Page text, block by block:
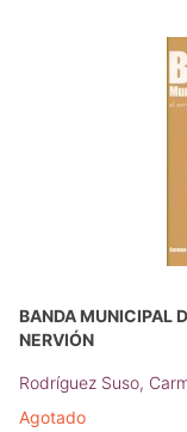
BANDA MUNICIPAL
NERVIÓN
Rodríguez Suso,
Agotado